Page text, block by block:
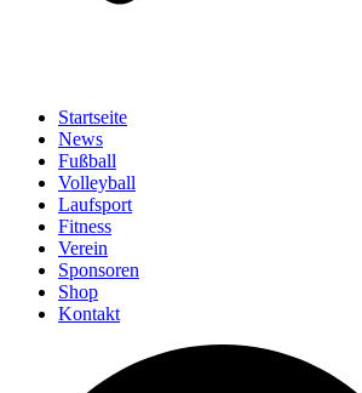
Startseite
News
Fußball
Volleyball
Laufsport
Fitness
Verein
Sponsoren
Shop
Kontakt